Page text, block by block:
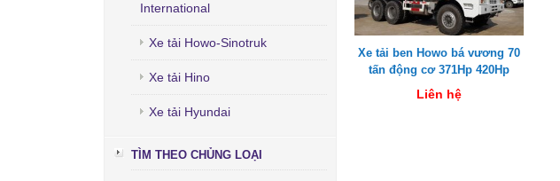
International
Xe tải Howo-Sinotruk
Xe tải Hino
Xe tải Hyundai
TÌM THEO CHỦNG LOẠI
Xe tải ben Howo bá vương 70
tấn động cơ 371Hp 420Hp
Liên hệ